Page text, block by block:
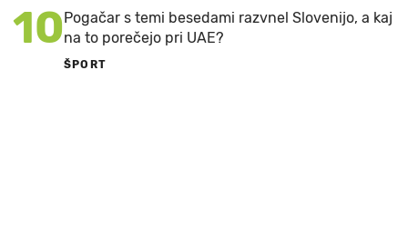
10Pogačar s temi besedami razvnel Slovenijo, a kaj
na to porečejo pri UAE?
ŠPORT